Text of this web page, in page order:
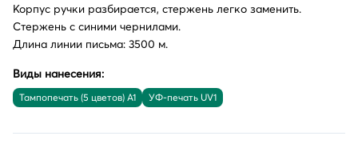
Корпус ручки разбирается, стержень легко заменить.
Стержень с синими чернилами.
Длина линии письма: 3500 м.
Виды нанесения:
Тампопечать (5 цветов) A1 УФ-печать UV1